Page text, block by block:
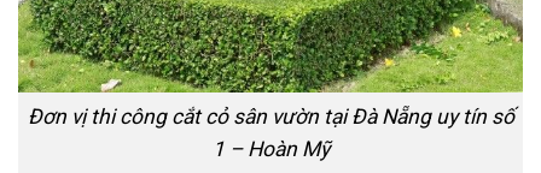
Đơn vị thi công cắt cỏ sân vườn tại Đà Nẵng uy tín số
1 – Hoàn Mỹ